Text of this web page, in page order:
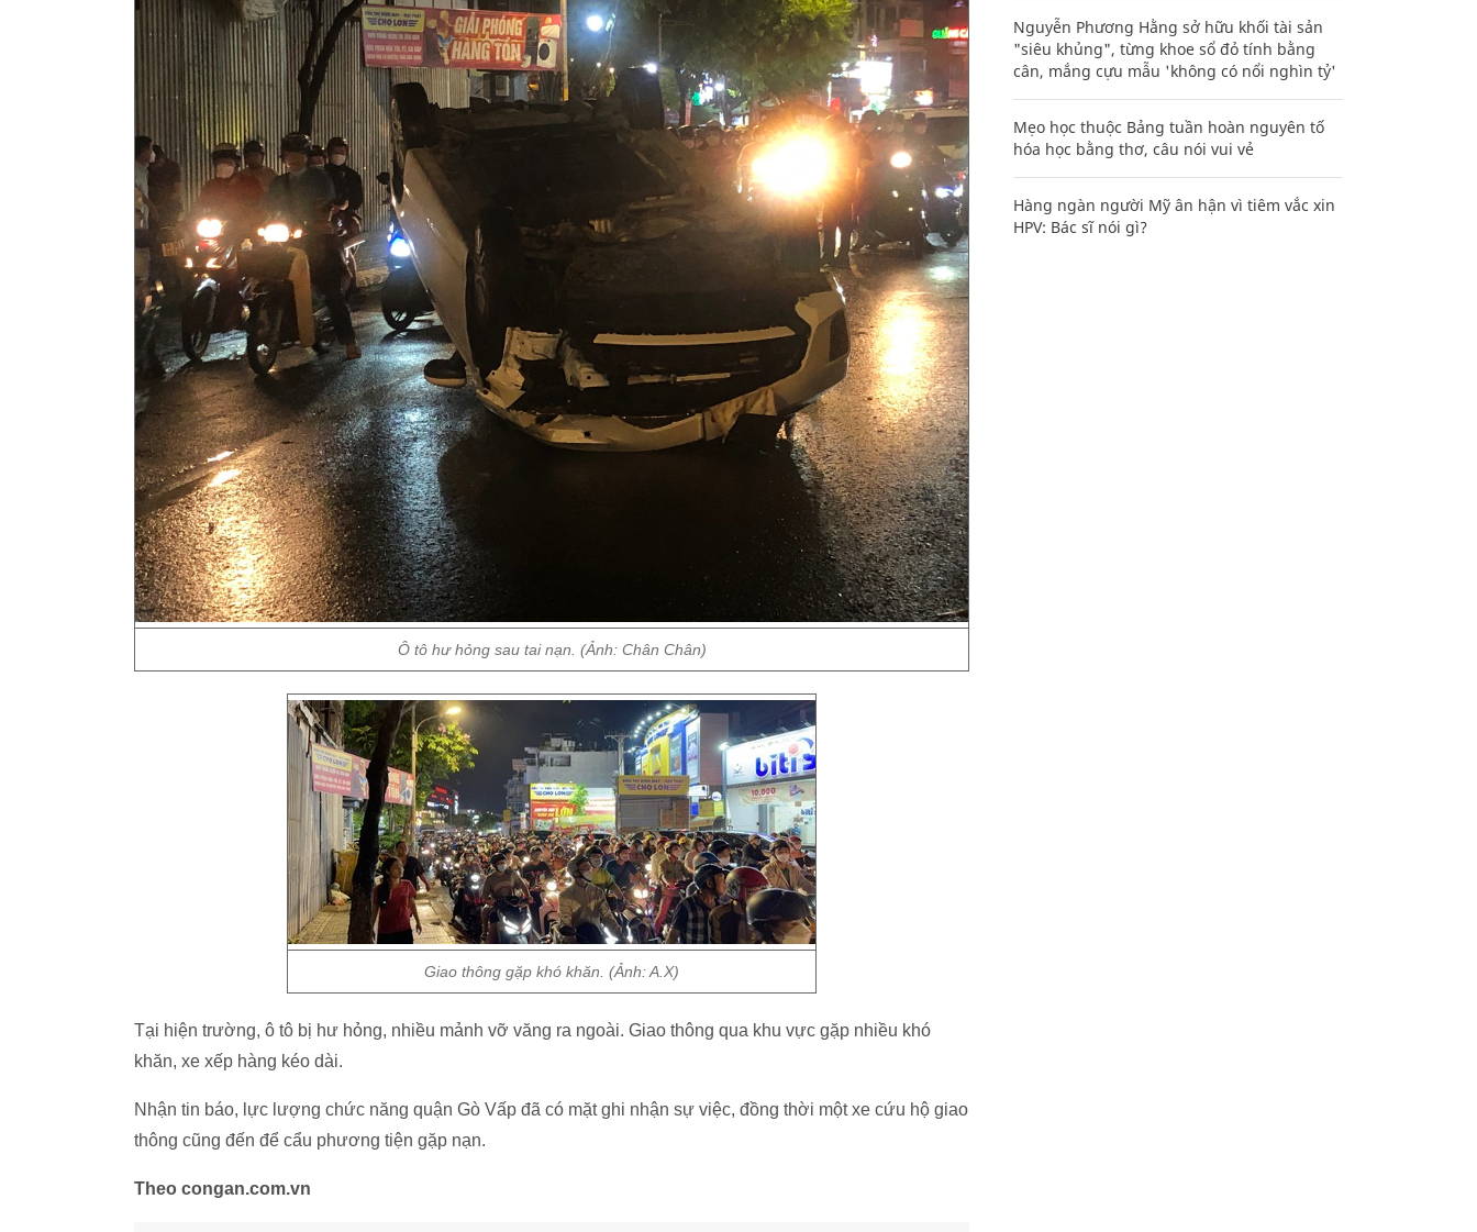
Ô tô hư hỏng sau tai nạn. (Ảnh: Chân Chân)
Giao thông gặp khó khăn. (Ảnh: A.X)
Tại hiện trường, ô tô bị hư hỏng, nhiều mảnh vỡ văng ra ngoài. Giao thông qua khu vực gặp nhiều khó
khăn, xe xếp hàng kéo dài.
Nhận tin báo, lực lượng chức năng quận Gò Vấp đã có mặt ghi nhận sự việc, đồng thời một xe cứu hộ giao
thông cũng đến để cẩu phương tiện gặp nạn.
Theo congan.com.vn
Nguyễn Phương Hằng sở hữu khối tài sản
"siêu khủng", từng khoe sổ đỏ tính bằng
cân, mắng cựu mẫu 'không có nổi nghìn tỷ'
Mẹo học thuộc Bảng tuần hoàn nguyên tố
hóa học bằng thơ, câu nói vui vẻ
Hàng ngàn người Mỹ ân hận vì tiêm vắc xin
HPV: Bác sĩ nói gì?